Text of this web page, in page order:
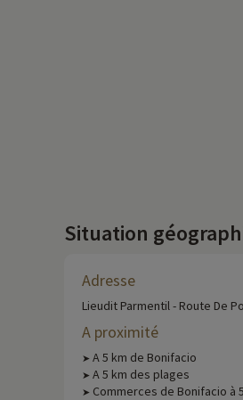
Situation
Adresse
Lieudit Parmentil - Route De
A proximité
➤ A 5 km de Bonifacio
➤ A 5 km des plages
➤ Commerces de Bonifacio à